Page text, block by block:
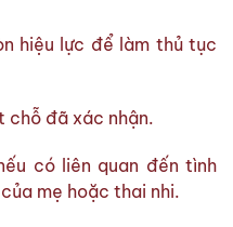
hiệu lực để làm thủ tục
chỗ đã xác nhận.
có liên quan đến tình
mẹ hoặc thai nhi.